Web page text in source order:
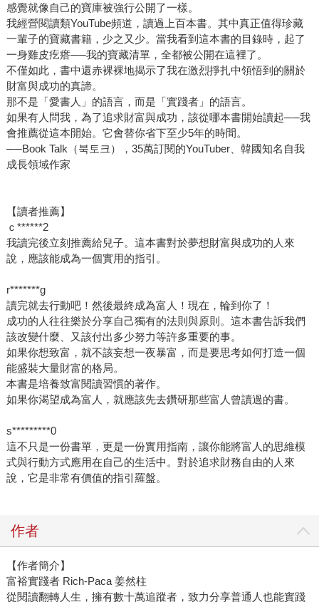
感覺就像自己的寶庫被強行公開了一樣。
我經營閱讀類YouTube頻道，讀過上百本書。其中真正值得珍藏
一輩子的寶藏書籍，少之又少。當我看到這本書的目錄時，起了
一身雞皮疙瘩──我的寶藏清單，全都被公開在這裡了。
不僅如此，書中還赤裸裸地揭示了我在激烈掙扎中領悟到的關於
財富與成功的真諦。
那不是「愛書人」的語言，而是「實踐者」的語言。
如果有人問我，為了追求財富與成功，該從哪本書開始讀起──我
會推薦從這本開始。它會替你省下至少5年的時間。
──Book Talk（북토크），35萬訂閱的YouTuber、韓國知名自我
成長領域作家
【讀者推薦】
ｃ******2
我讀完後立刻推薦給兒子。這本書對於夢想財富與成功的人來
說，應該能成為一個實用的指引。
r*******g
讀完就去行動吧！然後最終成為富人！現在，輪到你了！
成功的人往往樂於分享自己獨有的法則與原則。這本書告訴我們
該改變什麼、又該付出多少努力等許多重要的事。
如果你想致富，就不該妄想一夜暴富，而是要思考如何打造一個
能盛裝大量財富的格局。
本書是培養致富閱讀習慣的著作。
如果你渴望成為富人，就應該先去鑽研那些富人曾讀過的書。
s*********0
這不只是一份書單，更是一份實用指南，讓你能將富人的思維模
式與行動方式應用在自己的生活中。對於追求財務自由的人來
說，它是非常有價值的指引羅盤。
作者
【作者簡介】
富裕實踐者 Rich-Paca 姜然柱
從閱讀翻轉人生，擁有數十萬追蹤者，致力分享普通人也能實踐